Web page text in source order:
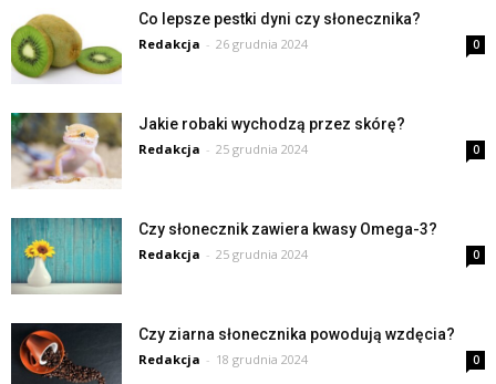
Co lepsze pestki dyni czy słonecznika?
Redakcja - 26 grudnia 2024 0
Jakie robaki wychodzą przez skórę?
Redakcja - 25 grudnia 2024 0
Czy słonecznik zawiera kwasy Omega-3?
Redakcja - 25 grudnia 2024 0
Czy ziarna słonecznika powodują wzdęcia?
Redakcja - 18 grudnia 2024 0